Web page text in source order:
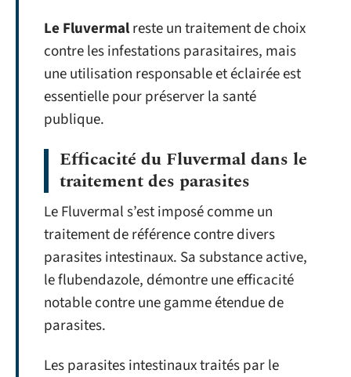
Le Fluvermalreste un traitement de choix
contre les infestations parasitaires, mais
une utilisation responsable et éclairée est
essentielle pour préserver la santé
publique.
Efficacité du Fluvermal dans le
traitement des parasites
Le Fluvermal s’est imposé comme un
traitement de référence contre divers
parasites intestinaux. Sa substance active,
le flubendazole, démontre une efficacité
notable contre une gamme étendue de
parasites.
Les parasites intestinaux traités par le